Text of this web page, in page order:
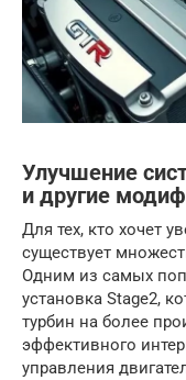
Улучшение
и другие
Для тех, кто хочет
существует
Одним из самых
установка Stage2,
турбин на более
эффективного
управления